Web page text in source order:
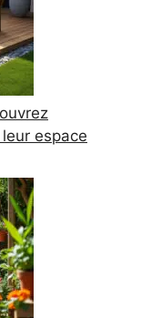
espace